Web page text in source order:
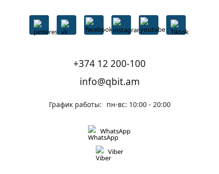
+374 12 200-100
info@qbit.am
График работы: пн-вс: 10:00 - 20:00
WhatsApp
Viber